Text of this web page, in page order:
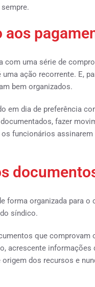
aos
com uma série de
ação recorrente. E,
bem organizados.
em dia de preferência
fazer
funcionários
forma organizada para
síndico.
que
acrescente
dos recursos e